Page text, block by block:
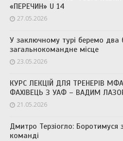
«ПЕРЕЧИН» U 14
27.05.2026
У заключному турі беремо два
загальнокомандне місце
23.05.2026
КУРС ЛЕКЦІЙ ДЛЯ ТРЕНЕРІВ
ФАХІВЕЦЬ З УАФ – ВАДИМ
21.05.2026
Дмитро Терзіогло: Боротимуся
команді